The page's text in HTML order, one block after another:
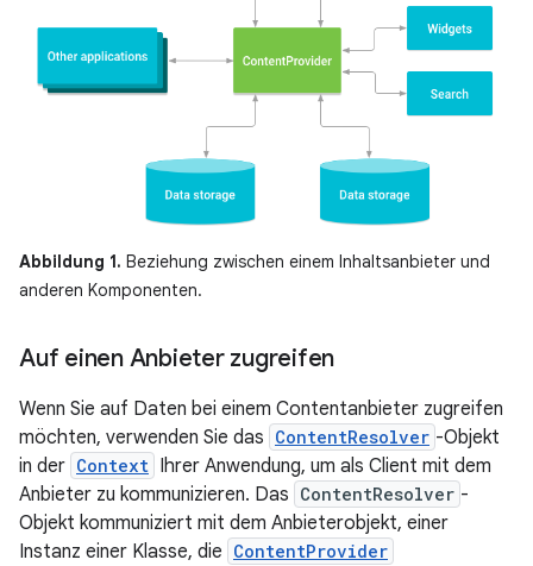
Abbildung 1. Beziehung zwischen einem Inhaltsanbieter und
anderen Komponenten.
Auf einen Anbieter zugreifen
Wenn Sie auf Daten bei einem Contentanbieter zugreifen
möchten, verwenden Sie das ContentResolver -Objekt
in der Context Ihrer Anwendung, um als Client mit dem
Anbieter zu kommunizieren. Das ContentResolver -
Objekt kommuniziert mit dem Anbieterobjekt, einer
Instanz einer Klasse, die ContentProvider